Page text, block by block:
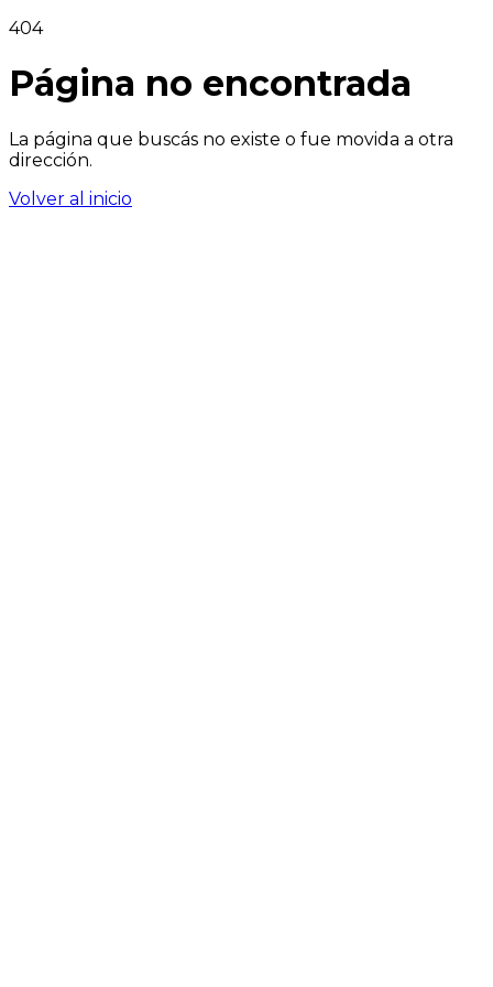
404
Página no encontrada
La página que buscás no existe o fue movida a otra
dirección.
Volver al inicio